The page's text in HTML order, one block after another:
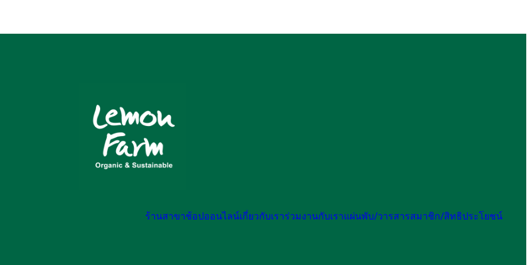
ร้านสาขาช้อปออนไลน์เกี่ยวกับเราร่วมงานกับเราแผ่นพับ/วารสารสมาชิก/สิทธิประโยชน์